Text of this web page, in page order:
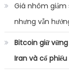
Giá nhôm giảm
nhưng vẫn
Bitcoin giữ
Iran và cổ